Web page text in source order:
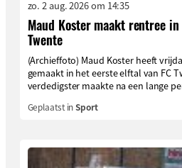
zo. 2 aug. 2026 om 14:35
Maud Koster maakt rentree
Twente
(Archieffoto) Maud Koster heeft
gemaakt in het eerste elftal van FC
verdedigster maakte na een lange
Geplaatst inSport